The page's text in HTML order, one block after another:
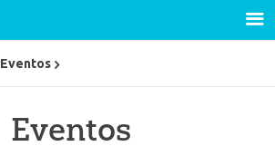
Eventos
Eventos